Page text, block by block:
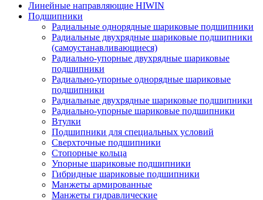
Линейные направляющие HIWIN
Подшипники
Радиальные однорядные шариковые подшипники
Радиальные двухрядные шариковые подшипники
(самоустанавливающиеся)
Радиально-упорные двухрядные шариковые
подшипники
Радиально-упорные однорядные шариковые
подшипники
Радиальные двухрядные шариковые подшипники
Радиально-упорные шариковые подшипники
Втулки
Подшипники для специальных условий
Сверхточные подшипники
Стопорные кольца
Упорные шариковые подшипники
Гибридные шариковые подшипники
Манжеты армированные
Манжеты гидравлические